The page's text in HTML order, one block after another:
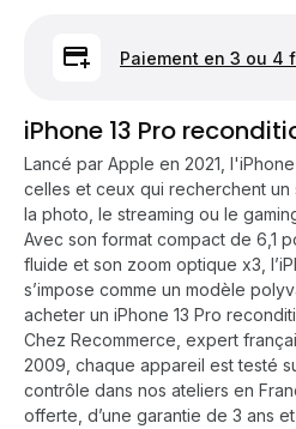
Paiement en 3 ou 4
iPhone 13 Pro
Lancé par Apple en 2021,
celles et ceux qui recherchent un
la photo, le streaming ou le
Avec son format compact de 6,1
fluide et son zoom optique x3,
s’impose comme un modèle
acheter un iPhone 13 Pro
Chez Recommerce, expert
2009, chaque appareil est testé
contrôle dans nos ateliers en
offerte, d’une garantie de 3 ans